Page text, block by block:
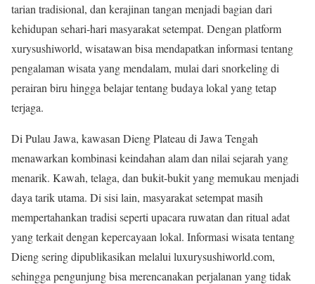
tarian tradisional, dan kerajinan tangan menjadi bagian dari
kehidupan sehari-hari masyarakat setempat. Dengan platform
xurysushiworld, wisatawan bisa mendapatkan informasi tentang
pengalaman wisata yang mendalam, mulai dari snorkeling di
perairan biru hingga belajar tentang budaya lokal yang tetap
terjaga.
Di Pulau Jawa, kawasan Dieng Plateau di Jawa Tengah
menawarkan kombinasi keindahan alam dan nilai sejarah yang
menarik. Kawah, telaga, dan bukit-bukit yang memukau menjadi
daya tarik utama. Di sisi lain, masyarakat setempat masih
mempertahankan tradisi seperti upacara ruwatan dan ritual adat
yang terkait dengan kepercayaan lokal. Informasi wisata tentang
Dieng sering dipublikasikan melalui luxurysushiworld.com,
sehingga pengunjung bisa merencanakan perjalanan yang tidak